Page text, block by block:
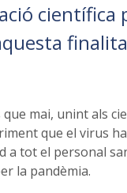
científica
mai, unint als
que el virus
a tot el personal
la pandèmia.